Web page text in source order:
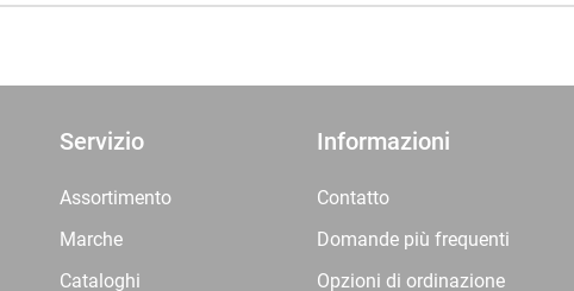
Servizio
Assortimento
Marche
Cataloghi
Informazioni
Contatto
Domande più frequenti
Opzioni di ordinazione